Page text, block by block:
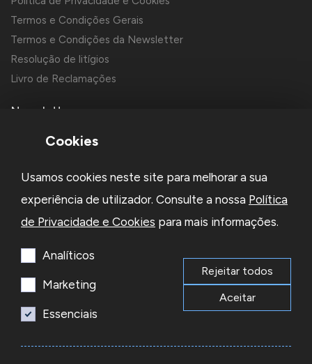
Termos e Condições Gerais
Termos e Condições da Newsletter
Resolução de litígios
Livro de Reclamações
Newsletter
Li e aceito aPolítica de Privacidadee os Termos e Condições
Subscrever
© 2026 Reacel Todos os direitos reservados.
Cookies
Usamos cookies neste site para melhorar a sua
experiência de utilizador. Consulte a nossa Política
de Privacidade e Cookies para mais informações.
Analíticos
Marketing
Essenciais
Rejeitar todos
Aceitar